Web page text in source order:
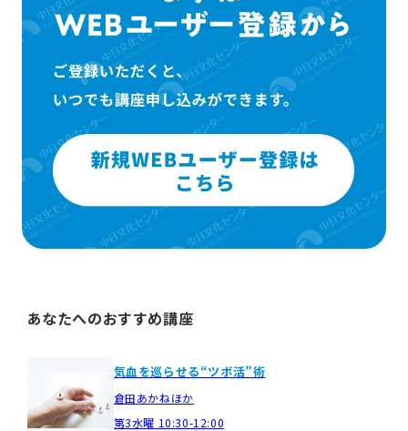
あなたへのおすすめ講座
気血を巡らせる“ツボ活”術
倉田あかねほか
第3水曜 10:30-12:00